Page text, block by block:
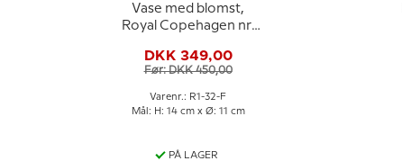
Vase med blomst,
Royal Copehagen nr.
DKK 349,00
Før: DKK 450,00
Varenr.: R1-32-F
Mål: H: 14 cm x Ø: 11 cm
PÅ LAGER